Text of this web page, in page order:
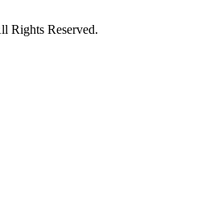
Rights Reserved.